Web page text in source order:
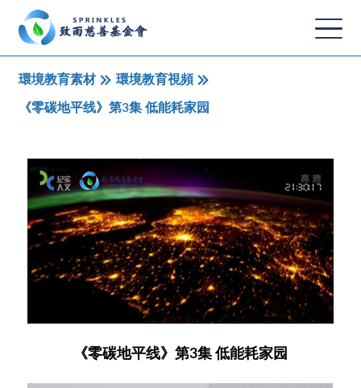
環境教育素材 環境教育視頻
《零碳地平线》第3集 低能耗家园
《零碳地平线》第3集 低能耗家园